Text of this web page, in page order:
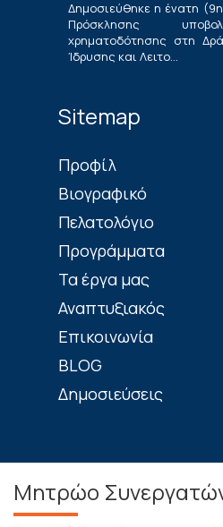
Δημοσιεύθηκε η ένατη
Πρόσκλησης
χρηματοδότησης στη
Ίδρυσης και Λειτο...
Sitemap
Πρoφίλ
Βιογραφικό
Πελατολόγιο
Προγράμματα
Τα έργα μας
Αναπτυξιακός
Επικοινωνία
BLOG
Δημοσιεύσεις
Μητρώο